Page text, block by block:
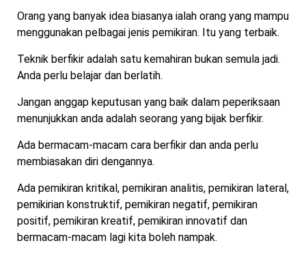
Orang yang banyak idea biasanya ialah orang yang mampu
menggunakan pelbagai jenis pemikiran. Itu yang terbaik.
Teknik berfikir adalah satu kemahiran bukan semula jadi.
Anda perlu belajar dan berlatih.
Jangan anggap keputusan yang baik dalam peperiksaan
menunjukkan anda adalah seorang yang bijak berfikir.
Ada bermacam-macam cara berfikir dan anda perlu
membiasakan diri dengannya.
Ada pemikiran kritikal, pemikiran analitis, pemikiran lateral,
pemikirian konstruktif, pemikiran negatif, pemikiran
positif, pemikiran kreatif, pemikiran innovatif dan
bermacam-macam lagi kita boleh nampak.